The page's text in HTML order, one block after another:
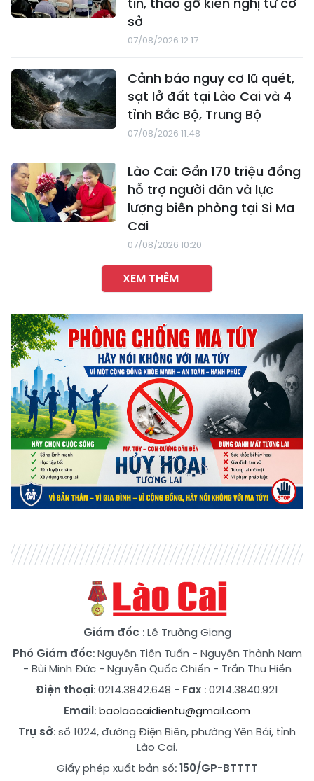
sở
07/08/2026 12:17
Cảnh báo nguy cơ lũ quét,
sạt lở đất tại Lào Cai và 4
tỉnh Bắc Bộ, Trung Bộ
07/08/2026 11:48
Lào Cai: Gần 170 triệu đồng
hỗ trợ người dân và lực
lượng biên phòng tại Si Ma
Cai
07/08/2026 10:20
XEM THÊM
Giám đốc : Lê Trường Giang
Phó Giám đốc:Nguyễn Tiến Tuấn - Nguyễn Thành Nam
- Bùi Minh Đức- Nguyễn Quốc Chiến - Trần Thu Hiền
Điện thoại: 0214.3842.648 - Fax : 0214.3840.921
Email:baolaocaidientu@gmail.com
Trụ sở: số 1024, đường Điện Biên, phường Yên Bái, tỉnh
Lào Cai.
Giấy phép xuất bản số:150/GP-BTTTT